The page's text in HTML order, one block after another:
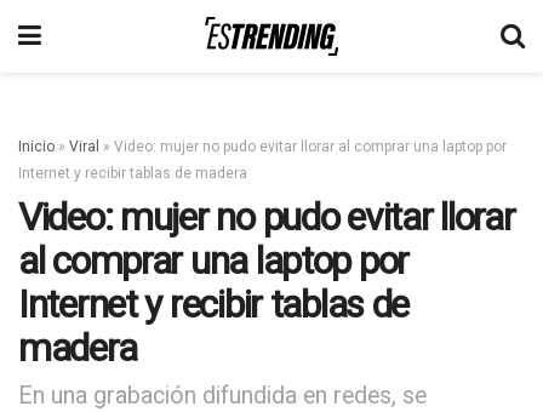
Inicio » Viral » Video: mujer no pudo evitar llorar al comprar una laptop por
Internet y recibir tablas de madera
Video: mujer no pudo evitar llorar
al comprar una laptop por
Internet y recibir tablas de
madera
En una grabación difundida en redes, se